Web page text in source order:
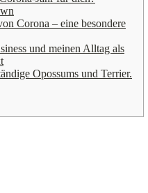
Corona – eine besondere
und meinen Alltag als
Opossums und Terrier.